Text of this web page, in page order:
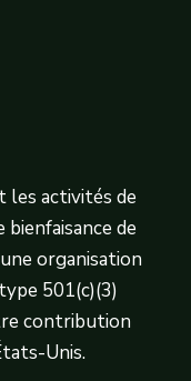
les activités de
de
organisation
501(c)(3)
contribution
Unis.